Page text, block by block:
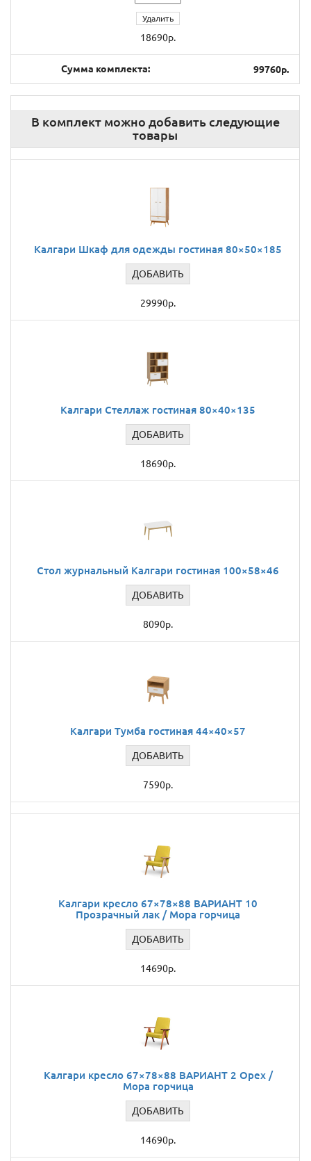
Удалить
18690р.
Сумма комплекта: 99760р.
В комплект можно добавить следующие
товары
Калгари Шкаф для одежды гостиная 80×50×185
ДОБАВИТЬ
29990р.
Калгари Стеллаж гостиная 80×40×135
ДОБАВИТЬ
18690р.
Стол журнальный Калгари гостиная 100×58×46
ДОБАВИТЬ
8090р.
Калгари Тумба гостиная 44×40×57
ДОБАВИТЬ
7590р.
Калгари кресло 67×78×88 ВАРИАНТ 10
Прозрачный лак / Мора горчица
ДОБАВИТЬ
14690р.
Калгари кресло 67×78×88 ВАРИАНТ 2 Орех /
Мора горчица
ДОБАВИТЬ
14690р.